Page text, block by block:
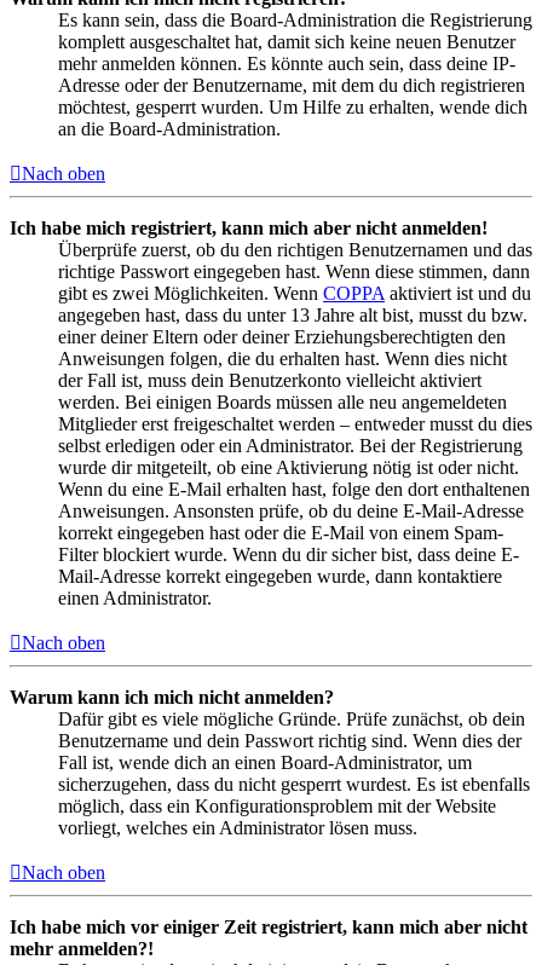
Es kann sein, dass die Board-Administration die Registrierung
komplett ausgeschaltet hat, damit sich keine neuen Benutzer
mehr anmelden können. Es könnte auch sein, dass deine IP-
Adresse oder der Benutzername, mit dem du dich registrieren
möchtest, gesperrt wurden. Um Hilfe zu erhalten, wende dich
an die Board-Administration.
Nach oben
Ich habe mich registriert, kann mich aber nicht anmelden!
Überprüfe zuerst, ob du den richtigen Benutzernamen und das
richtige Passwort eingegeben hast. Wenn diese stimmen, dann
gibt es zwei Möglichkeiten. Wenn COPPA aktiviert ist und du
angegeben hast, dass du unter 13 Jahre alt bist, musst du bzw.
einer deiner Eltern oder deiner Erziehungsberechtigten den
Anweisungen folgen, die du erhalten hast. Wenn dies nicht
der Fall ist, muss dein Benutzerkonto vielleicht aktiviert
werden. Bei einigen Boards müssen alle neu angemeldeten
Mitglieder erst freigeschaltet werden – entweder musst du dies
selbst erledigen oder ein Administrator. Bei der Registrierung
wurde dir mitgeteilt, ob eine Aktivierung nötig ist oder nicht.
Wenn du eine E-Mail erhalten hast, folge den dort enthaltenen
Anweisungen. Ansonsten prüfe, ob du deine E-Mail-Adresse
korrekt eingegeben hast oder die E-Mail von einem Spam-
Filter blockiert wurde. Wenn du dir sicher bist, dass deine E-
Mail-Adresse korrekt eingegeben wurde, dann kontaktiere
einen Administrator.
Nach oben
Warum kann ich mich nicht anmelden?
Dafür gibt es viele mögliche Gründe. Prüfe zunächst, ob dein
Benutzername und dein Passwort richtig sind. Wenn dies der
Fall ist, wende dich an einen Board-Administrator, um
sicherzugehen, dass du nicht gesperrt wurdest. Es ist ebenfalls
möglich, dass ein Konfigurationsproblem mit der Website
vorliegt, welches ein Administrator lösen muss.
Nach oben
Ich habe mich vor einiger Zeit registriert, kann mich aber nicht
mehr anmelden?!